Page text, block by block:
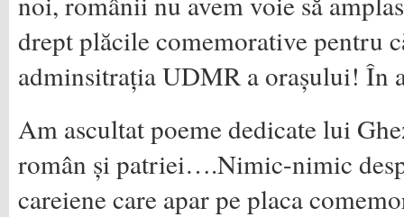
drept plăcile comemorative pentru
adminsitrația UDMR a orașului! În
Am ascultat poeme dedicate lui
român și patriei….Nimic-nimic
careiene care apar pe placa